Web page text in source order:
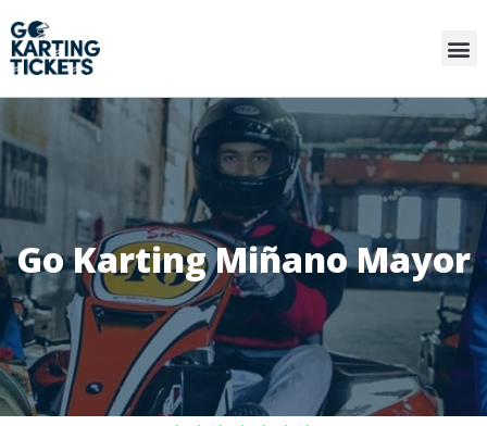
Go Karting Miñano Mayor